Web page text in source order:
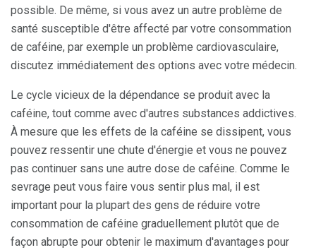
possible. De même, si vous avez un autre problème de
santé susceptible d'être affecté par votre consommation
de caféine, par exemple un problème cardiovasculaire,
discutez immédiatement des options avec votre médecin.
Le cycle vicieux de la dépendance se produit avec la
caféine, tout comme avec d'autres substances addictives.
À mesure que les effets de la caféine se dissipent, vous
pouvez ressentir une chute d'énergie et vous ne pouvez
pas continuer sans une autre dose de caféine. Comme le
sevrage peut vous faire vous sentir plus mal, il est
important pour la plupart des gens de réduire votre
consommation de caféine graduellement plutôt que de
façon abrupte pour obtenir le maximum d'avantages pour